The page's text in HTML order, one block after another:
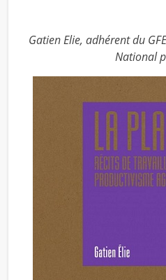
Gatien Elie, adhérent du
National